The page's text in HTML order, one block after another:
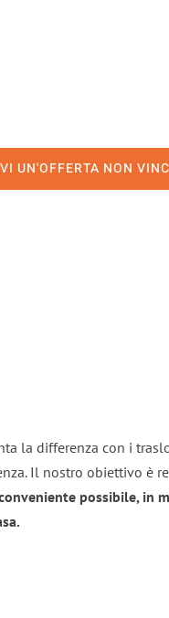
UN'OFFERTA NON
la differenza con i
Il nostro obiettivo è
possibile, in